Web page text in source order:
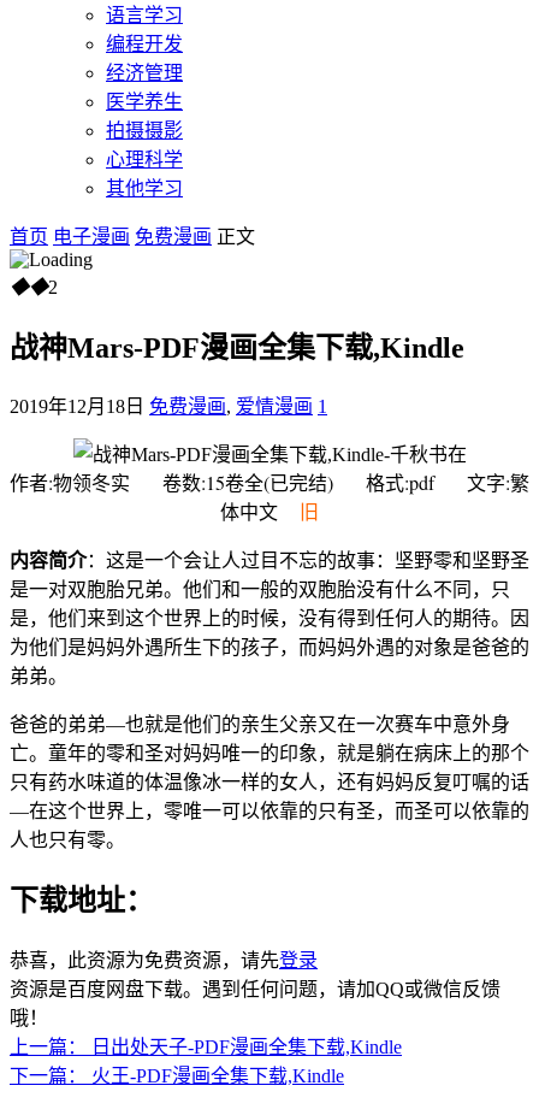
语言学习
编程开发
经济管理
医学养生
拍摄摄影
心理科学
其他学习
首页 电子漫画 免费漫画 正文
◆◆2
战神Mars-PDF漫画全集下载,Kindle
2019年12月18日 免费漫画, 爱情漫画 1
作者:物领冬实 卷数:15卷全(已完结) 格式:pdf 文字:繁
体中文 旧
内容简介：这是一个会让人过目不忘的故事：坚野零和坚野圣
是一对双胞胎兄弟。他们和一般的双胞胎没有什么不同，只
是，他们来到这个世界上的时候，没有得到任何人的期待。因
为他们是妈妈外遇所生下的孩子，而妈妈外遇的对象是爸爸的
弟弟。
爸爸的弟弟—也就是他们的亲生父亲又在一次赛车中意外身
亡。童年的零和圣对妈妈唯一的印象，就是躺在病床上的那个
只有药水味道的体温像冰一样的女人，还有妈妈反复叮嘱的话
—在这个世界上，零唯一可以依靠的只有圣，而圣可以依靠的
人也只有零。
下载地址：
恭喜，此资源为免费资源，请先登录
资源是百度网盘下载。遇到任何问题，请加QQ或微信反馈
哦！
上一篇：
日出处天子-PDF漫画全集下载,Kindle
下一篇：
火王-PDF漫画全集下载,Kindle